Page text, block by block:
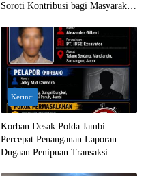
Soroti Kontribusi bagi Masyarakat
Kerinci
Korban Desak Polda Jambi
Percepat Penanganan Laporan
Dugaan Penipuan Transaksi